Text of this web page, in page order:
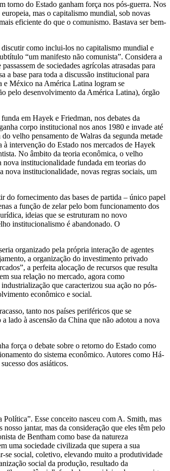
torno do Estado ganham força nos pós-guerra. Nos
mas o capitalismo mundial, sob novas
eficiente do que o comunismo. Bastava ser bem-
discutir como inclui-los no capitalismo mundial e
“um manifesto não comunista”. Considera a
de sociedades agrícolas atrasadas para
a base para toda a discussão institucional para
e México na América Latina logram se
pelo desenvolvimento da América Latina), órgão
em Hayek e Friedman, nos debates da
corpo institucional nos anos 1980 e invade até
velho pensamento de Walras da segunda metade
intervenção do Estado nos mercados de Hayek
No âmbito da teoria econômica, o velho
nova institucionalidade fundada em teorias do
nova institucionalidade, novas regras sociais, um
do fornecimento das bases de partida – único papel
a função de zelar pelo bom funcionamento dos
ideias que se estruturam no novo
institucionalismo é abandonado. O
organizado pela própria interação de agentes
a organização do investimento privado
a perfeita alocação de recursos que resulta
sua relação no mercado, agora como
que caracterizou sua ação no pós-
econômico e social.
tanto nos países periféricos que se
lado à ascensão da China que não adotou a nova
força o debate sobre o retorno do Estado como
do sistema econômico. Autores como Há-
dos asiáticos.
Esse conceito nasceu com A. Smith, mas
jantar, mas da consideração que eles têm pelo
de Bentham como base da natureza
uma sociedade civilizada que supera a sua
se social, coletivo, elevando muito a produtividade
social da produção, resultado da